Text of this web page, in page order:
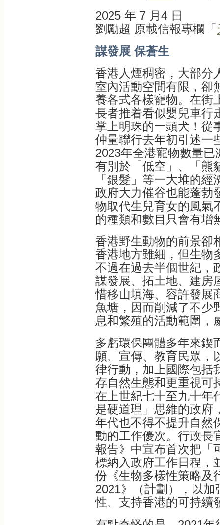
2025 年 7 月4 日
劉勵超 原載信報專欄「
謀發展 保蒼生
香港人煙稠密，大部分
室內活動空間有限，卻
養各式各樣寵物。在街
長者推着看似嬰兒車行
掌上明珠的一頭犬！從
仲量聯行去年初引述一
2023年全港寵物數量已
有別於「低空」、「熊
「銀髮」等一大堆的
政府大力催谷也能蓬勃
物取代生兒育女的風氣
的種類和數目只會有增
香港野生動物的前景卻
香港地方雖細，但生物
不過在過去半個世紀，
謀發展、拓土地、建房
惜移山填海、容許發展
魚塘，因而削減了不少
息和繁殖的活動範圍，
多虧環保團體多年來鍥
願、宣傳、教育民眾，
律行動，加上國際包括
存自然生態和更重視可
在上世紀七十至九十年
是硬道理」思維的政府
年代也不得不提升自然
動的工作優次。行政長
報告》中宣布首次把「
標納入政府工作日程，
份《生物多樣性策略及
2021》（計劃），以加
性、支持香港的可持續